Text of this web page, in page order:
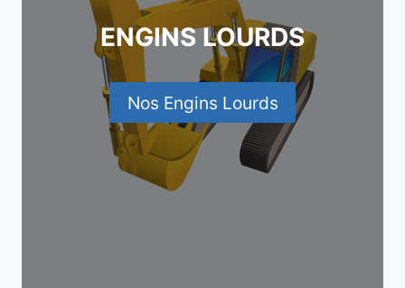
ENGINS LOURDS
Nos Engins Lourds